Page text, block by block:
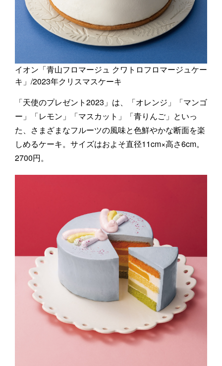
イオン「青山フロマージュ クワトロフロマージュケー
キ」/2023年クリスマスケーキ
「天使のプレゼント2023」は、「オレンジ」「マンゴ
ー」「レモン」「マスカット」「青りんご」といっ
た、さまざまなフルーツの風味と色鮮やかな断面を楽
しめるケーキ。サイズはおよそ直径11cm×高さ6cm。
2700円。